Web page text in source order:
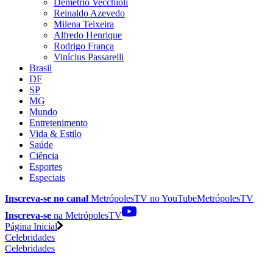
Reinaldo Azevedo
Milena Teixeira
Alfredo Henrique
Rodrigo França
Vinícius Passarelli
Brasil
DF
SP
MG
Mundo
Entretenimento
Vida & Estilo
Saúde
Ciência
Esportes
Especiais
Inscreva-se no canal MetrópolesTV noYouTubeMetrópolesTV
Inscreva-se na MetrópolesTV
Página Inicial
Celebridades
Celebridades